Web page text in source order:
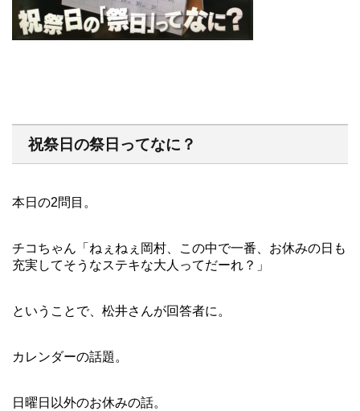
祝祭日の祭日ってなに？
本日の2問目。
チコちゃん「ねぇねぇ岡村、この中で一番、お休みの日も
充実してそうなステキな大人ってだーれ？」
ということで、松井さんが回答者に。
カレンダーの話題。
日曜日以外のお休みの話。